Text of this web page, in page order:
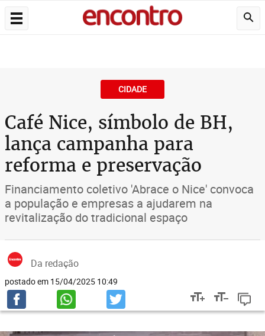
CIDADE
Café Nice, símbolo de BH,
lança campanha para
reforma e preservação
Financiamento coletivo 'Abrace o Nice' convoca
a população e empresas a ajudarem na
revitalização do tradicional espaço
Da redação
postado em 15/04/2025 10:49